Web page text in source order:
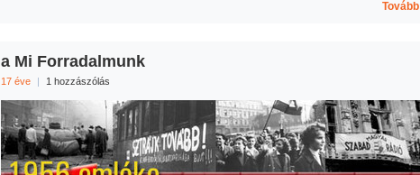
Tovább
a Mi Forradalmunk
17 éve | 1 hozzászólás